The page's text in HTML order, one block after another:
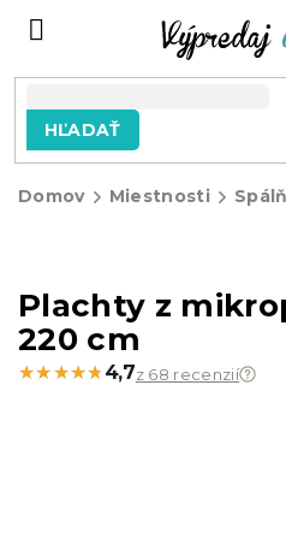
HĽADAŤ
Domov Miestnosti
Plachty z
220 cm
★★★★★
★★★★★ 4,7z 68 recenzií